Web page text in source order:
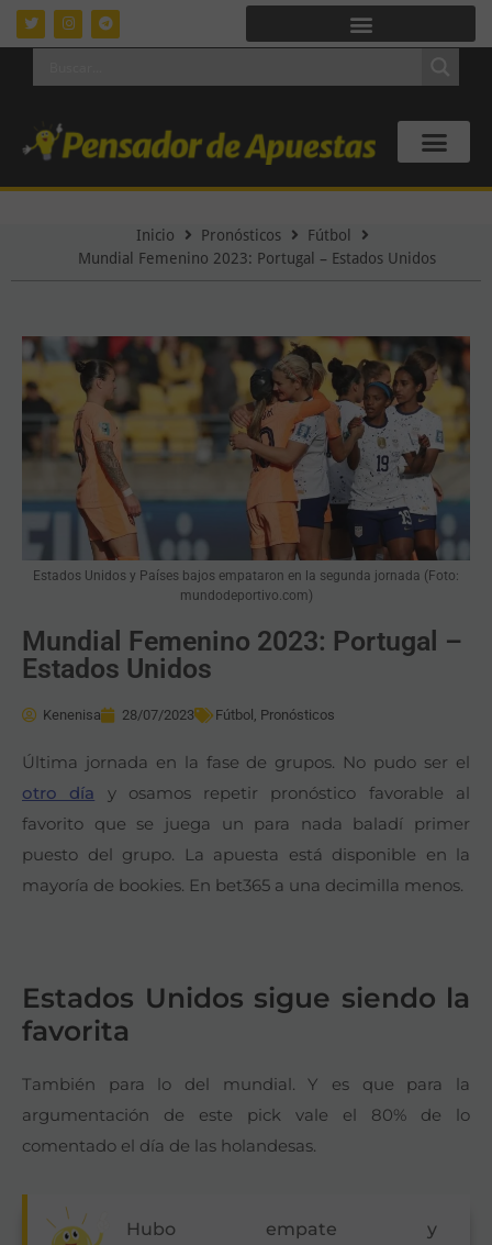
Inicio Pronósticos
Fútbol
Mundial Femenino 2023: Portugal – Estados Unidos
Estados Unidos y Países bajos empataron en la segunda jornada (Foto:
mundodeportivo.com)
Mundial Femenino 2023: Portugal –
Estados Unidos
Kenenisa 28/07/2023 Fútbol , Pronósticos
Última jornada en la fase de grupos. No pudo ser el
otro día y osamos repetir pronóstico favorable al
favorito que se juega un para nada baladí primer
puesto del grupo. La apuesta está disponible en la
mayoría de bookies. En bet365 a una decimilla menos.
Estados Unidos sigue siendo la
favorita
También para lo del mundial. Y es que para la
argumentación de este pick vale el 80% de lo
comentado el día de las holandesas.
Hubo empate y